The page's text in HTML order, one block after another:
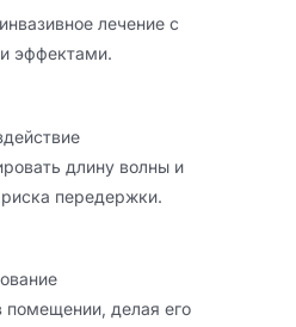
лечение с
эффектами.
длину волны и
передержки.
помещении, делая его